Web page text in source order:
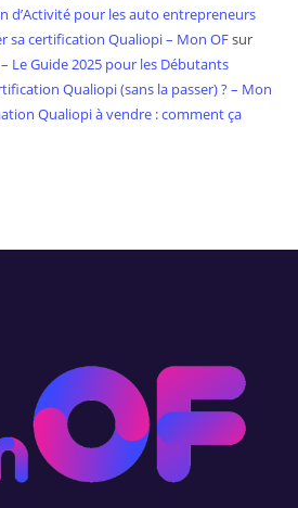
d’Activité pour les auto entrepreneurs
sa certification Qualiopi – Mon OFsur
Le Guide 2025 pour les Débutants
Qualiopi (sans la passer) ? – Mon
Qualiopi à vendre : comment ça